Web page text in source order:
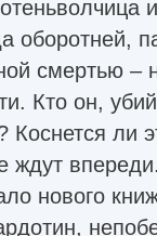
оборотней,
смертью
Кто он,
Коснется ли
ждут
нового